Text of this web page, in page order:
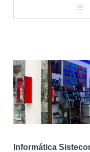
Informática